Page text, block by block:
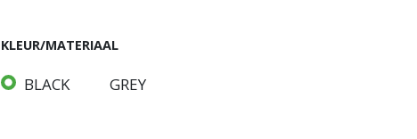
KLEUR/MATERIAAL
BLACK GREY